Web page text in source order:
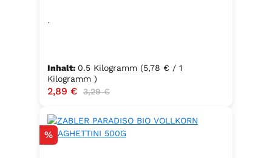
.
Inhalt: 0.5 Kilogramm (5,78 € / 1
Kilogramm )
Verkaufspreis:
2,89 € Regulärer Preis:
3,29 €
Rabatt
%